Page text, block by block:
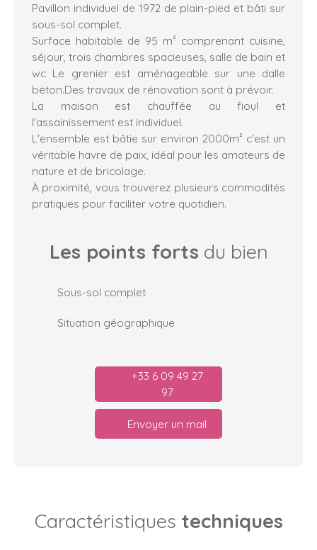
Pavillon individuel de 1972 de plain-pied et bâti sur
sous-sol complet.
Surface habitable de 95 m² comprenant cuisine,
séjour, trois chambres spacieuses, salle de bain et
wc Le grenier est aménageable sur une dalle
béton.Des travaux de rénovation sont à prévoir.
La maison est chauffée au fioul et
l'assainissement est individuel.
L'ensemble est bâtie sur environ 2000m² c'est un
véritable havre de paix, idéal pour les amateurs de
nature et de bricolage.
À proximité, vous trouverez plusieurs commodités
pratiques pour faciliter votre quotidien.
Les points forts du bien
Sous-sol complet
Situation géographique
+33 6 09 49 27
97
Envoyer un mail
Caractéristiques techniques